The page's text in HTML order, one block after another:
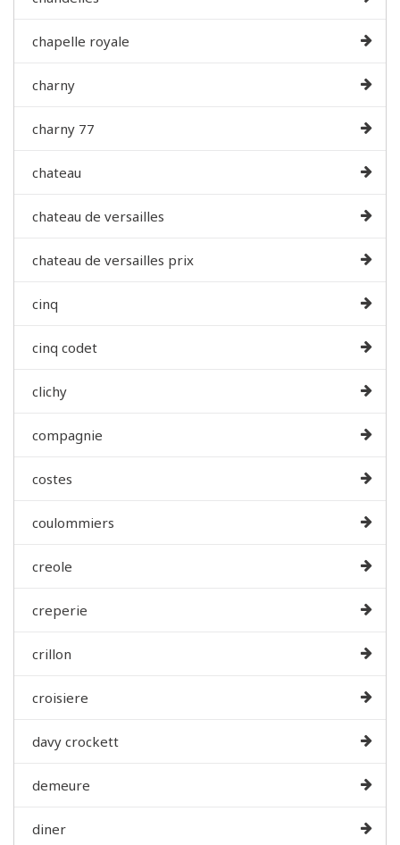
chapelle royale
charny
charny 77
chateau
chateau de versailles
chateau de versailles prix
cinq
cinq codet
clichy
compagnie
costes
coulommiers
creole
creperie
crillon
croisiere
davy crockett
demeure
diner